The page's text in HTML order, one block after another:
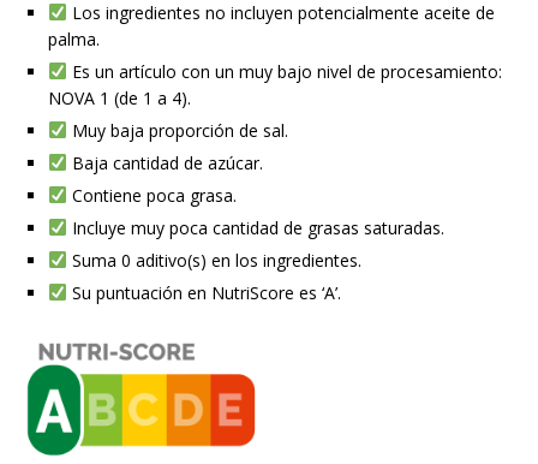
Los ingredientes no incluyen potencialmente aceite de
palma.
Es un artículo con un muy bajo nivel de procesamiento:
NOVA 1 (de 1 a 4).
Muy baja proporción de sal.
Baja cantidad de azúcar.
Contiene poca grasa.
Incluye muy poca cantidad de grasas saturadas.
Suma 0 aditivo(s) en los ingredientes.
Su puntuación en NutriScore es ‘A’.